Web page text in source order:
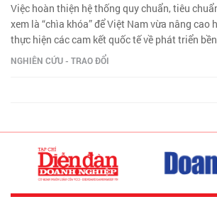
Việc hoàn thiện hệ thống quy chuẩn, tiêu
xem là “chìa khóa” để Việt Nam vừa nâng cao
thực hiện các cam kết quốc tế về phát triển
NGHIÊN CỨU - TRAO ĐỔI